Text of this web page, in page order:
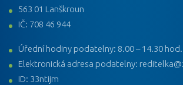
563 01 Lanškroun
IČ: 708 46 944
Úřední hodiny podatelny: 8.00 – 14.30 hod.
Elektronická adresa podatelny:
ID: 33ntijm